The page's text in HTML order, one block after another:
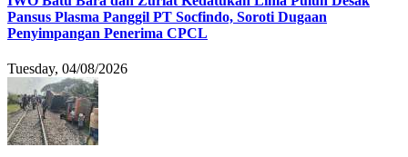
Pansus Plasma Panggil PT Socfindo, Soroti Dugaan
Penyimpangan Penerima CPCL
Tuesday, 04/08/2026